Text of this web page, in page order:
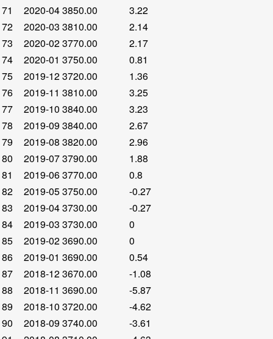
71
2020-043850.00
3.22
72
2020-03 3810.00
2.14
73
2020-023770.00
2.17
74
2020-01 3750.00
0.81
75
2019-123720.00
1.36
76
2019-11 3810.00
3.25
77
2019-10 3840.00
3.23
78
2019-093840.00
2.67
79
2019-08 3820.00
2.96
80
2019-073790.00
1.88
81
2019-063770.00
0.8
82
2019-053750.00
-0.27
83
2019-043730.00
-0.27
84
2019-03 3730.00
0
85
2019-023690.00
0
86
2019-01 3690.00
0.54
87
2018-123670.00
-1.08
88
2018-11 3690.00
-5.87
89
2018-10 3720.00
-4.62
90
2018-093740.00
-3.61